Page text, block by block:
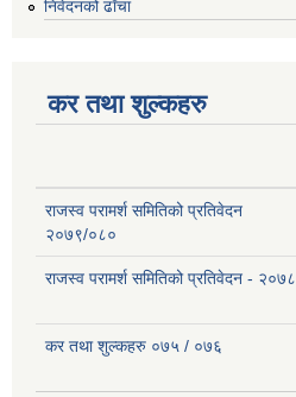
निवेदनको ढाँचा
कर तथा शुल्कहरु
राजस्व परामर्श समितिको प्रतिवेदन
२०७९/०८०
राजस्व परामर्श समितिको प्रतिवेदन - २०७८
कर तथा शुल्कहरु ०७५ / ०७६